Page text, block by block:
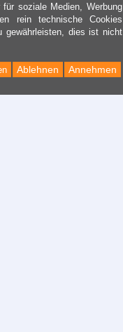
soziale Medien, Werbung
rein technische Cookies
gewährleisten, dies ist nicht
Annehmen
Ablehnen